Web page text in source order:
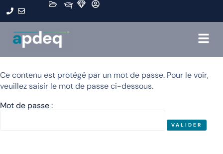
Ce contenu est protégé par un mot de passe. Pour le voir,
veuillez saisir le mot de passe ci-dessous.
Mot de passe :